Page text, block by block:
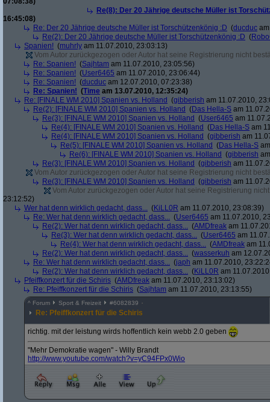
Re(8): Der 20 Jährige deutsche Müller ist
16:45:08)
Re: Der 20 Jährige deutsche Müller ist Torschützenkönig :D (ducduc
Re(2): Der 20 Jährige deutsche Müller ist Torschützenkönig :D (
Spanien! (muhrly am 11.07.2010, 23:03:13)
Vom Autor zurückgezogen oder Autor hat seine Registrierung nicht
Re: Spanien! (Sajhtam am 11.07.2010, 23:05:56)
Re: Spanien! (User6465 am 11.07.2010, 23:06:44)
Re: Spanien! (ducduc am 12.07.2010, 07:23:38)
Re: Spanien! (Time am 13.07.2010, 12:35:24)
Re: [FINALE WM 2010] Spanien vs. Holland (gibberish am 11.07.2010,
Re(2): [FINALE WM 2010] Spanien vs. Holland (Das Hella-S am
Re(3): [FINALE WM 2010] Spanien vs. Holland (User6465 am
Re(4): [FINALE WM 2010] Spanien vs. Holland (Das Hella-S am
Re(4): [FINALE WM 2010] Spanien vs. Holland (gibberish am
Re(5): [FINALE WM 2010] Spanien vs. Holland (Das Hella-S
Re(6): [FINALE WM 2010] Spanien vs. Holland (gibberish
Re(3): [FINALE WM 2010] Spanien vs. Holland (gibberish am
Vom Autor zurückgezogen oder Autor hat seine Registrierung nicht
Re(3): [FINALE WM 2010] Spanien vs. Holland (gibberish am
Vom Autor zurückgezogen oder Autor hat seine Registrierung
23:12:52)
Wer hat denn wirklich gedacht, dass... (KiLL0R am 11.07.2010, 23:08:39)
Re: Wer hat denn wirklich gedacht, dass... (User6465 am 11.07.2010,
Re(2): Wer hat denn wirklich gedacht, dass... (AMDfreak am
Re(3): Wer hat denn wirklich gedacht, dass... (User6465 am
Re(4): Wer hat denn wirklich gedacht, dass... (AMDfreak am
Re(2): Wer hat denn wirklich gedacht, dass... (wasserkuh am
Re: Wer hat denn wirklich gedacht, dass... (japh am 11.07.2010,
Re(2): Wer hat denn wirklich gedacht, dass... (KiLL0R am
Pfeiffkonzert für die Schiris (AMDfreak am 11.07.2010, 23:13:02)
Re: Pfeiffkonzert für die Schiris (Sajhtam am 11.07.2010, 23:13:55)
^ Forum Sport & Freizeit #6082839
Re: Pfeiffkonzert für die Schiris
richtig. mit der leistung wirds hoffentlich kein webb 2.0 geben
"Mehr Demokratie wagen" - Willy Brandt
http://www.youtube.com/watch?v=yC94FPx0Wio